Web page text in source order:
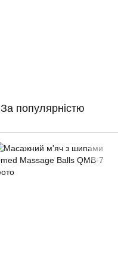
За популярністю